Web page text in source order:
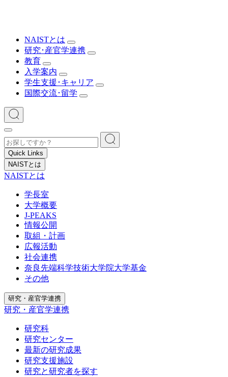
NAISTとは
研究･産官学連携
教育
入学案内
学生支援･キャリア
国際交流･留学
Quick Links
NAISTとは
NAISTとは
学長室
大学概要
J-PEAKS
情報公開
取組・計画
広報活動
社会連携
奈良先端科学技術大学院大学基金
その他
研究・産官学連携
研究・産官学連携
研究科
研究センター
最新の研究成果
研究支援施設
研究と研究者を探す